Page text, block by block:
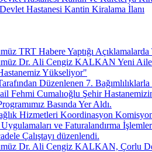
Hastanesi Kantin Kiralama İlanı
TRT Habere Yaptığı
Dr. Ali Cengiz KALKAN Yeni
Yükseliyor"
Düzenlenen 7.
Fehmi Cumalıoğlu Şehir
Basında Yer Aldı.
Hizmetleri Koordinasyon
ve Faturalandırma
Çalıştayı düzenlendi.
Dr. Ali Cengiz KALKAN, Çorlu